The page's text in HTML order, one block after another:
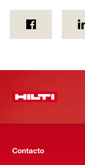
Contacto